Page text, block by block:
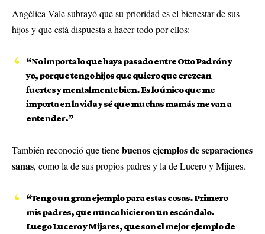
Angélica Vale subrayó que su prioridad es el bienestar de sus
hijos y que está dispuesta a hacer todo por ellos:
“No importa lo que haya pasado entre Otto Padrón y
yo, porque tengo hijos que quiero que crezcan
fuertes y mentalmente bien. Es lo único que me
importa en la vida y sé que muchas mamás me van a
entender.”
También reconoció que tienebuenos ejemplos de separaciones
sanas, como la de sus propios padres y la de Lucero y Mijares.
“Tengo un gran ejemplo para estas cosas. Primero
mis padres, que nunca hicieron un escándalo.
Luego Lucero y Mijares, que son el mejor ejemplo de